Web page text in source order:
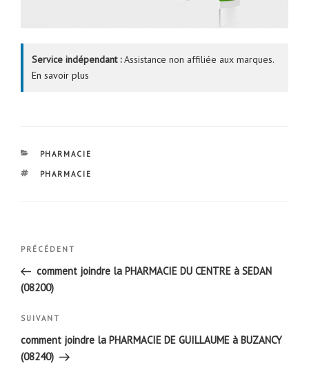
Service indépendant :Assistance non affiliée aux marques.
En savoir plus
CATÉGORIES
PHARMACIE
ÉTIQUETTES
PHARMACIE
Navigation
l’article
Article
précédent
PRÉCÉDENT
comment joindre la PHARMACIE DU CENTRE à SEDAN
(08200)
Article
suivant
SUIVANT
comment joindre la PHARMACIE DE GUILLAUME à BUZANCY
(08240)